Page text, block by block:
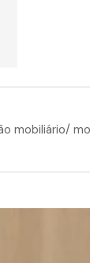
mobiliário/